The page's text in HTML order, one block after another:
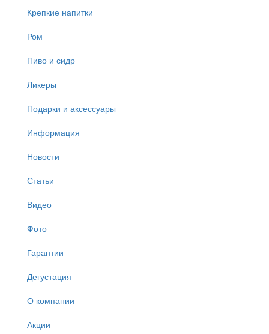
Крепкие напитки
Ром
Пиво и сидр
Ликеры
Подарки и аксессуары
Информация
Новости
Статьи
Видео
Фото
Гарантии
Дегустация
О компании
Акции